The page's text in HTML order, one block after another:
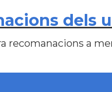
dels
recomanacions a